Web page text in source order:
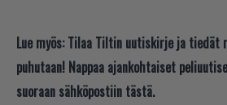
Lue myös: Tilaa Tiltin uutiskirje ja tiedät
puhutaan! Nappaa ajankohtaiset
suoraan sähköpostiin tästä.